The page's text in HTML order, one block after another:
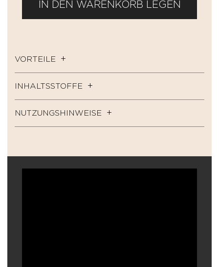
IN DEN WARENKORB LEGEN
VORTEILE
INHALTSSTOFFE
NUTZUNGSHINWEISE